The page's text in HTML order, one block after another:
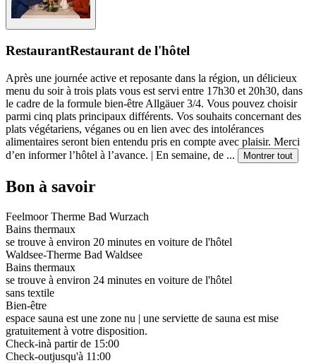
RestaurantRestaurant de l'hôtel
Après une journée active et reposante dans la région, un délicieux
menu du soir à trois plats vous est servi entre 17h30 et 20h30, dans
le cadre de la formule bien-être Allgäuer 3/4. Vous pouvez choisir
parmi cinq plats principaux différents. Vos souhaits concernant des
plats végétariens, véganes ou en lien avec des intolérances
alimentaires seront bien entendu pris en compte avec plaisir. Merci
d’en informer l’hôtel à l’avance. | En semaine, de ... Montrer tout
Bon à savoir
Feelmoor Therme Bad Wurzach
Bains thermaux
se trouve à environ 20 minutes en voiture de l'hôtel
Waldsee-Therme Bad Waldsee
Bains thermaux
se trouve à environ 24 minutes en voiture de l'hôtel
sans textile
Bien-être
espace sauna est une zone nu | une serviette de sauna est mise
gratuitement à votre disposition.
Check-inà partir de 15:00
Check-outjusqu'à 11:00